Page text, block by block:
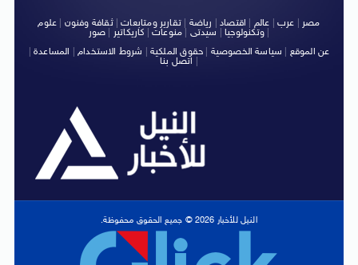
مصر عرب عالم اقتصاد رياضة |تقارير ومتابعات|ثقافة وفنون
علوم
وتكنولوجيا| سيدتى منوعات كاريكاتير صور
|
عن الموقع
سياسة الخصوصية حقوق الملكية شروط الاستخدام| المساعدة|
اتصل بنا
النيل للأخبار 2026 © جميع الحقوق محفوظة.